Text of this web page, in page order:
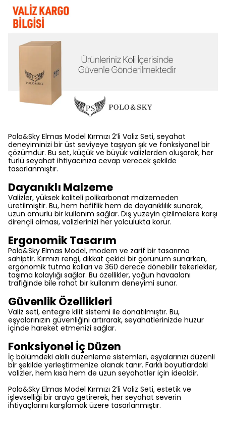
Polo&Sky Elmas Model Kırmızı 2’li Valiz Seti, seyahat
deneyiminizi bir üst seviyeye taşıyan şık ve fonksiyonel bir
çözümdür. Bu set, küçük ve büyük valizlerden oluşarak, her
türlü seyahat ihtiyacınıza cevap verecek şekilde
tasarlanmıştır.
Dayanıklı Malzeme
Valizler, yüksek kaliteli polikarbonat malzemeden
üretilmiştir. Bu, hem hafiflik hem de dayanıklılık sunarak,
uzun ömürlü bir kullanım sağlar. Dış yüzeyin çizilmelere karşı
dirençli olması, valizlerinizi her yolculukta korur.
Ergonomik Tasarım
Polo&Sky Elmas Model, modern ve zarif bir tasarıma
sahiptir. Kırmızı rengi, dikkat çekici bir görünüm sunarken,
ergonomik tutma kolları ve 360 derece dönebilir tekerlekler,
taşıma kolaylığı sağlar. Bu özellikler, yoğun havaalanı
trafiğinde bile rahat bir kullanım deneyimi sunar.
Güvenlik Özellikleri
Valiz seti, entegre kilit sistemi ile donatılmıştır. Bu,
eşyalarınızın güvenliğini artırarak, seyahatlerinizde huzur
içinde hareket etmenizi sağlar.
Fonksiyonel İç Düzen
İç bölümdeki akıllı düzenleme sistemleri, eşyalarınızı düzenli
bir şekilde yerleştirmenize olanak tanır. Farklı boyutlardaki
valizler, hem kısa hem de uzun seyahatler için idealdir.
Polo&Sky Elmas Model Kırmızı 2’li Valiz Seti, estetik ve
işlevselliği bir araya getirerek, her seyahat severin
ihtiyaçlarını karşılamak üzere tasarlanmıştır.